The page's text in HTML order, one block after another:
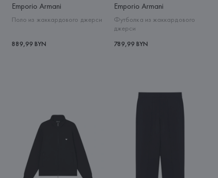
Emporio Armani
Поло из жаккардового джерси
889,99 BYN
Emporio Armani
Футболка из жаккардового
джерси
789,99 BYN